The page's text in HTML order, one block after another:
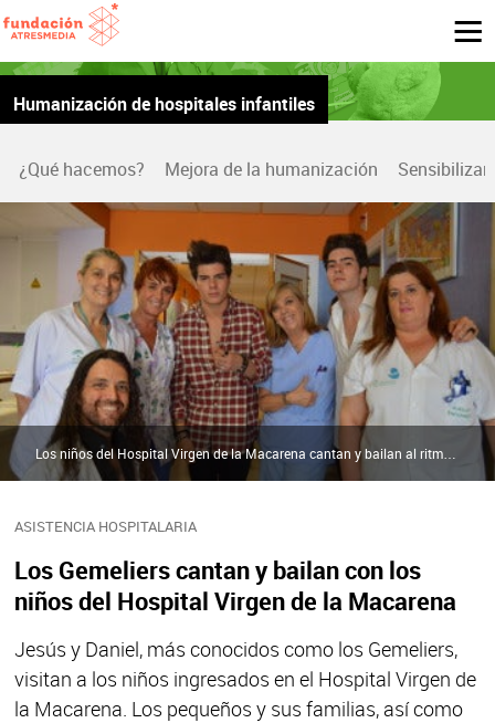
Humanización de hospitales infantiles
¿Qué hacemos? Mejora de la humanización Sensibilizar
ASISTENCIA HOSPITALARIA
Los Gemeliers cantan y bailan con los
niños del Hospital Virgen de la Macarena
Jesús y Daniel, más conocidos como los Gemeliers,
visitan a los niños ingresados en el Hospital Virgen de
la Macarena. Los pequeños y sus familias, así como